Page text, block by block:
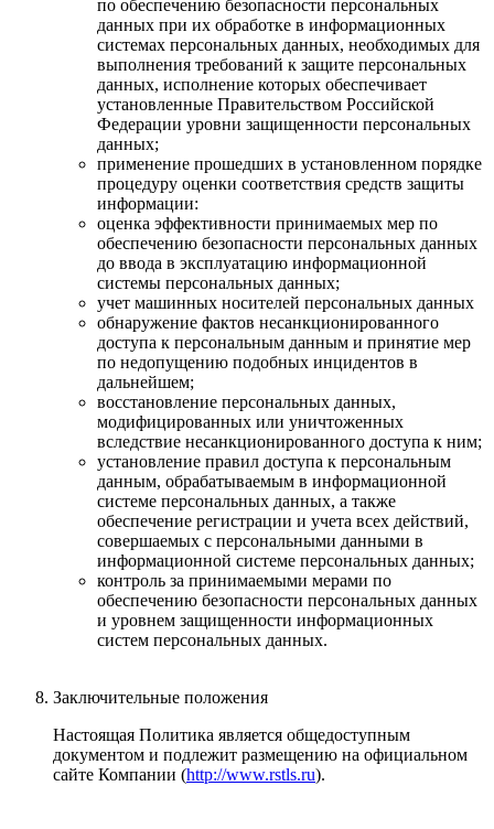
по обеспечению безопасности персональных
данных при их обработке в информационных
системах персональных данных, необходимых для
выполнения требований к защите персональных
данных, исполнение которых обеспечивает
установленные Правительством Российской
Федерации уровни защищенности персональных
данных;
применение прошедших в установленном порядке
процедуру оценки соответствия средств защиты
информации:
оценка эффективности принимаемых мер по
обеспечению безопасности персональных данных
до ввода в эксплуатацию информационной
системы персональных данных;
учет машинных носителей персональных данных
обнаружение фактов несанкционированного
доступа к персональным данным и принятие мер
по недопущению подобных инцидентов в
дальнейшем;
восстановление персональных данных,
модифицированных или уничтоженных
вследствие несанкционированного доступа к ним;
установление правил доступа к персональным
данным, обрабатываемым в информационной
системе персональных данных, а также
обеспечение регистрации и учета всех действий,
совершаемых с персональными данными в
информационной системе персональных данных;
контроль за принимаемыми мерами по
обеспечению безопасности персональных данных
и уровнем защищенности информационных
систем персональных данных.
Заключительные положения
Настоящая Политика является общедоступным
документом и подлежит размещению на официальном
сайте Компании (http://www.rstls.ru).